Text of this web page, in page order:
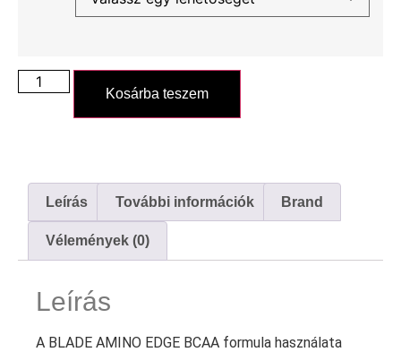
Kosárba teszem
Leírás További információk Brand
Vélemények (0)
Leírás
A BLADE AMINO EDGE BCAA formula használata